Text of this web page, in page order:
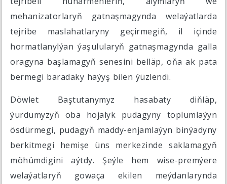
mehanizatorlaryň gatnaşmagynda welaýatlarda
tejribe maslahatlaryny geçirmegiň, il içinde
hormatlanylýan ýaşulularyň gatnaşmagynda galla
oragyna başlamagyň senesini belläp, oňa ak pata
bermegi baradaky haýyş bilen ýüzlendi.
Döwlet Baştutanymyz hasabaty diňläp,
ýurdumyzyň oba hojalyk pudagyny toplumlaýyn
ösdürmegi, pudagyň maddy-enjamlaýyn binýadyny
berkitmegi hemişe üns merkezinde saklamagyň
möhümdigini aýtdy. Şeýle hem wise-premýere
welaýatlaryň gowaça ekilen meýdanlarynda